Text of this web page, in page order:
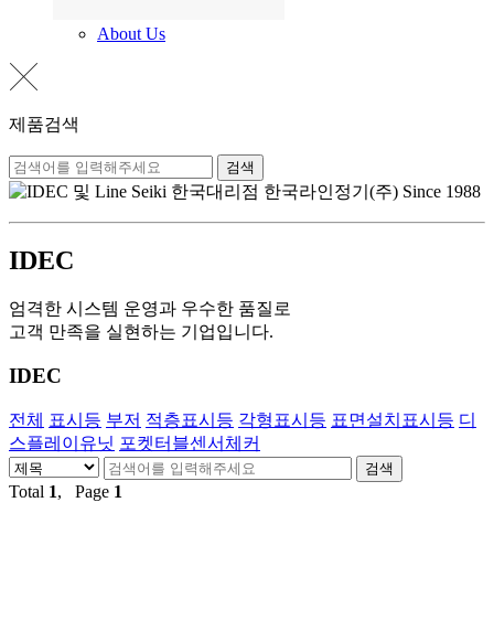
About Us
제품검색
검색
IDEC
엄격한 시스템 운영과 우수한 품질로
고객 만족을 실현하는 기업입니다.
IDEC
전체 표시등 부저 적층표시등 각형표시등 표면설치표시등 디
스플레이유닛 포켓터블센서체커
Total 1, Page 1